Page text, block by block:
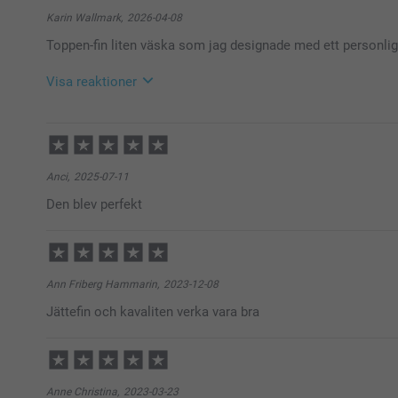
Karin Wallmark, 2026-04-08
Toppen-fin liten väska som jag designade med ett
Visa reaktioner
11:25
Hej Karin,
Stort tack för dina ⭐️⭐️⭐️⭐️⭐️ och omdöme, vi är
Varma hälsningar,
Anci, 2025-07-11
Den blev perfekt
Ann Friberg Hammarin, 2023-12-08
Jättefin och kavaliten verka vara bra
Anne Christina, 2023-03-23